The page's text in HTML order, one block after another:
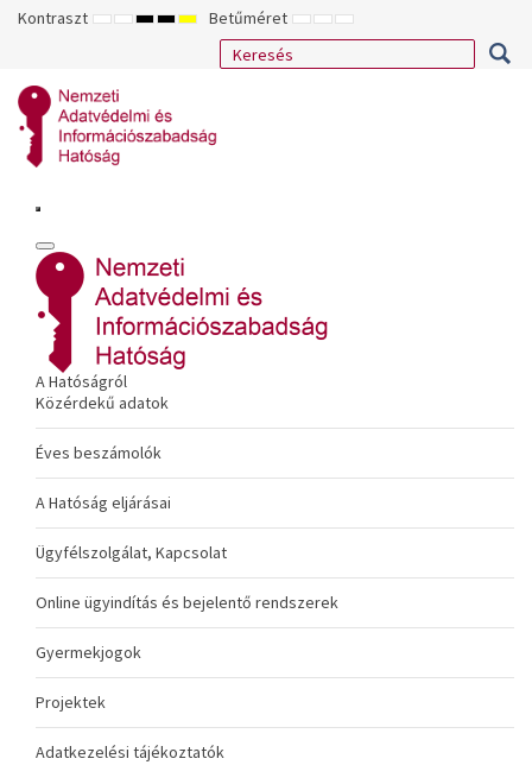
Kontraszt ALAPÉRTELMEZETT
ÉJSZAKAI
NAGY
KONTRASZTÚ
NAGY
KONTRASZTÚ
NAGY
KONTRASZTÚ
SÁRGA
FEKETE
Betűméret KISEBB
BETŰTÍPUS
ALAPÉRTELMEZETT
BETŰMÉRET
NAGYOBB
BETŰMÉRET
A Hatóságról
Közérdekű adatok
Éves beszámolók
A Hatóság eljárásai
Ügyfélszolgálat, Kapcsolat
Online ügyindítás és bejelentő rendszerek
Gyermekjogok
Projektek
Adatkezelési tájékoztatók